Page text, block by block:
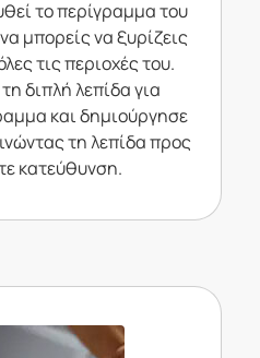
το περίγραμμα του
μπορείς να ξυρίζεις
τις περιοχές του.
διπλή λεπίδα για
και δημιούργησε
τη λεπίδα προς
κατεύθυνση.